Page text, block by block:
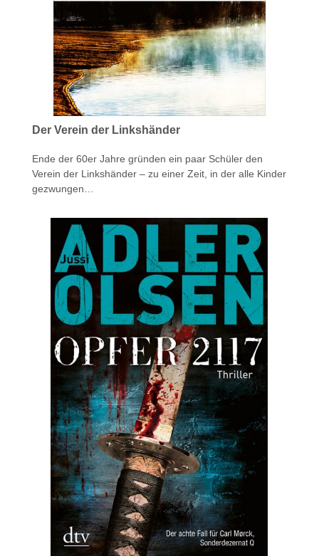
Der Verein der Linkshänder
Ende der 60er Jahre gründen ein paar Schüler den
Verein der Linkshänder – zu einer Zeit, in der alle Kinder
gezwungen…